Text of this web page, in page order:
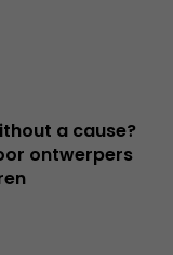
a cause?
ontwerpers